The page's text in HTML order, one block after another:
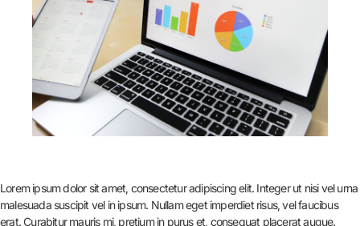
Lorem ipsum dolor sit amet, consectetur adipiscing elit. Integer ut nisi vel urna
malesuada suscipit vel in ipsum. Nullam eget imperdiet risus, vel faucibus
erat. Curabitur mauris mi, pretium in purus et, consequat placerat augue.